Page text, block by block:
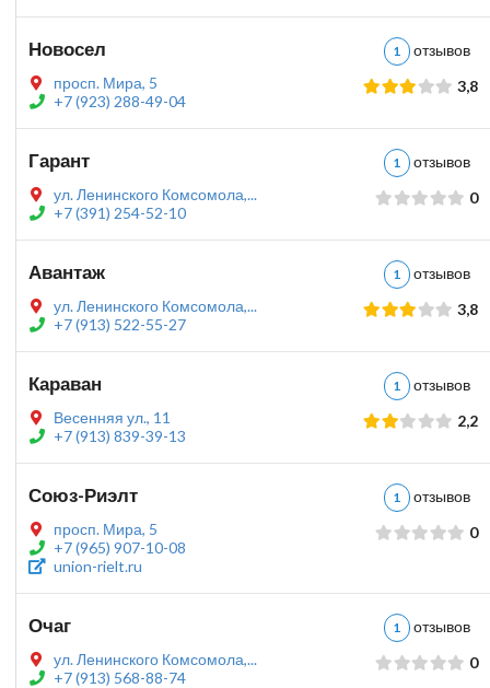
Новосел 1
просп. Мира, 5
+7 (923) 288-49-04
3,8
Гарант 1
ул. Ленинского Комсомола,...
+7 (391) 254-52-10
0
Авантаж 1
ул. Ленинского Комсомола,...
+7 (913) 522-55-27
3,8
Караван 1
Весенняя ул., 11
+7 (913) 839-39-13
2,2
Союз-Риэлт 1
просп. Мира, 5
+7 (965) 907-10-08
union-rielt.ru
0
Очаг 1
ул. Ленинского Комсомола,...
+7 (913) 568-88-74
0